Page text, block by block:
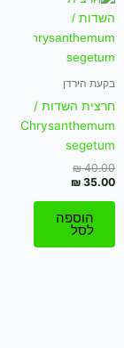
בקעת הירדן
חרצית השדות /
Chrysanthemum
segetum
₪40.00
היה:
₪ 40.00.
₪ 35.00
₪ 35.00.
הוספה
לסל